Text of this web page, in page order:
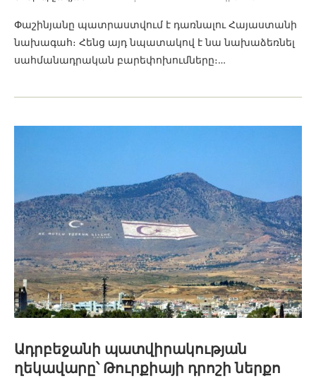
Փաշինյանը պատրաստվում է դառնալու Հայաստանի
նախագահ։ Հենց այդ նպատակով է նա նախաձեռնել
սահմանադրական բարեփոխումները։…
Ադրբեջանի պատվիրակության
ղեկավարը՝ Թուրքիայի դրոշի ներքո